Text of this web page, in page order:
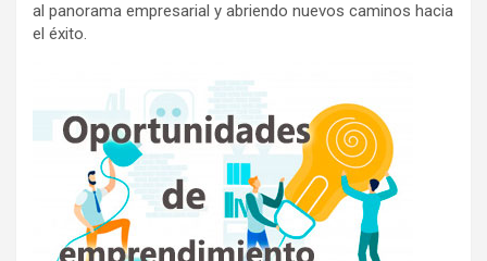
al panorama empresarial y abriendo nuevos caminos hacia
el éxito.